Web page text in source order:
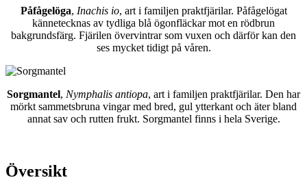
Påfågelöga, Inachis io, art i familjen praktfjärilar. Påfågelögat
kännetecknas av tydliga blå ögonfläckar mot en rödbrun
bakgrundsfärg. Fjärilen övervintrar som vuxen och därför kan den
ses mycket tidigt på våren.
Sorgmantel, Nymphalis antiopa, art i familjen praktfjärilar. Den har
mörkt sammetsbruna vingar med bred, gul ytterkant och äter bland
annat sav och rutten frukt. Sorgmantel finns i hela Sverige.
Översikt